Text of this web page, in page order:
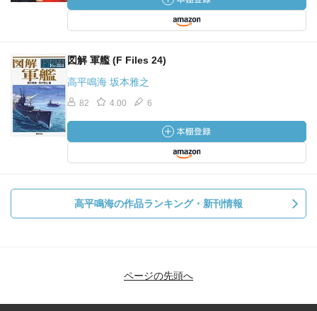
図解 軍艦 (F Files 24)
高平鳴海 坂本雅之
82 4.00 6
高平鳴海の作品ランキング・新刊情報
ページの先頭へ